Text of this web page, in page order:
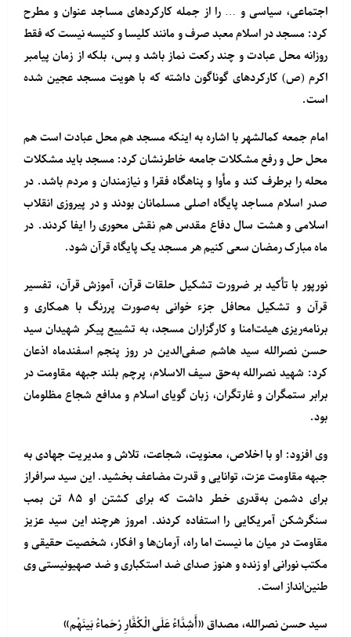
اجتماعی، سیاسی و … را از جمله کارکردهای مساجد عنوان و مطرح
کرد: مسجد در اسلام معبد صرف و مانند کلیسا و کنیسه نیست که فقط
روزانه محل عبادت و چند رکعت نماز باشد و بس، بلکه از زمان پیامبر
اکرم (ص) کارکردهای گوناگون داشته که با هویت مسجد عجین شده
است.
امام جمعه کمالشهر با اشاره به اینکه مسجد هم محل عبادت است هم
محل حل و رفع مشکلات جامعه خاطرنشان کرد: مسجد باید مشکلات
محله را برطرف کند و مأوا و پناهگاه فقرا و نیازمندان و مردم باشد. در
صدر اسلام مساجد پایگاه اصلی مسلمانان بودند و در پیروزی انقلاب
اسلامی و هشت سال دفاع مقدس هم نقش محوری را ایفا کردند. در
ماه مبارک رمضان سعی کنیم هر مسجد یک پایگاه قرآن شود.
نورپور با تأکید بر ضرورت تشکیل حلقات قرآن، آموزش قرآن، تفسیر
قرآن و تشکیل محافل جزء خوانی به‌صورت پررنگ با همکاری و
برنامه‌ریزی هیئت‌امنا و کارگزاران مسجد، به تشییع پیکر شهیدان سید
حسن نصرالله سید هاشم صفی‌الدین در روز پنجم اسفندماه اذعان
کرد: شهید نصرالله به‌حق سیف الاسلام، پرچم بلند جبهه مقاومت در
برابر ستمگران و غارتگران، زبان گویای اسلام و مدافع شجاع مظلومان
بود.
وی افزود: او با اخلاص، معنویت، شجاعت، تلاش و مدیریت جهادی به
جبهه مقاومت عزت، توانایی و قدرت مضاعف بخشید. این سید سرافراز
برای دشمن به‌قدری خطر داشت که برای کشتن او ۸۵ تن بمب
سنگرشکن آمریکایی را استفاده کردند. امروز هرچند این سید عزیز
مقاومت در میان ما نیست اما راه، آرمان‌ها و افکار، شخصیت حقیقی و
مکتب نورانی او زنده و هنوز صدای ضد استکباری و ضد صهیونیستی وی
طنین‌انداز است.
سید حسن نصرالله، مصداق «أَشِدَّاءُ عَلَى الْکُفَّارِ رُحَماءُ بَینَهُم»